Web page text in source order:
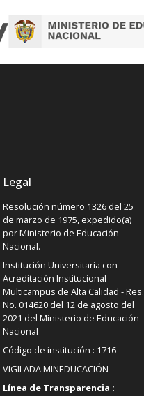
Legal
Resolución número 1326 del 25
de marzo de 1975, expedido(a)
por Ministerio de Educación
Nacional.
Institución Universitaria con
Acreditación Institucional
Multicampus de Alta Calidad - Res.
No. 014620 del 12 de agosto del
2021 del Ministerio de Educación
Nacional
Código de institución : 1716
VIGILADA MINEDUCACIÓN
Línea de Transparencia :